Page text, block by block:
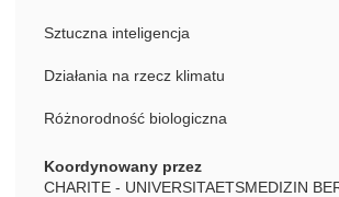
Sztuczna inteligencja
Działania na rzecz klimatu
Różnorodność biologiczna
Koordynowany przez
CHARITE - UNIVERSITAETSMEDIZIN